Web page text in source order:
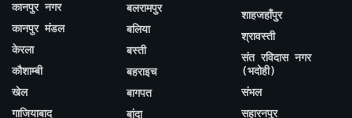
कानपुर नगर
कानपुर मंडल
केरला
कौशाम्बी
खेल
गाजियाबाद
बलरामपुर
बलिया
बस्ती
बहराइच
बागपत
बांदा
शाहजहाँपुर
श्रावस्ती
संत रविदास नगर
(भदोही)
संभल
सहारनपुर